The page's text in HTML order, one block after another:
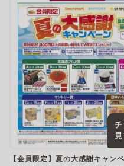
【会員限定】夏の大感謝キャン